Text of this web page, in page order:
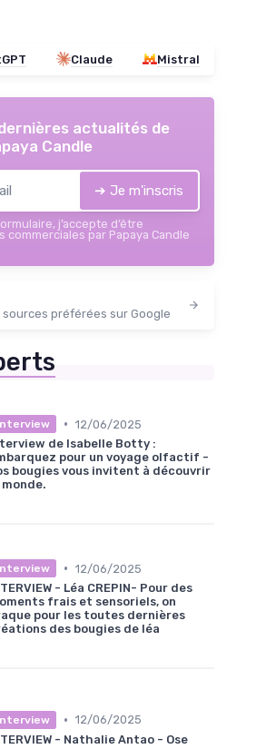
Claude Mistral
actualités de
Candle
➔ Je m'inscris
j’accepte d’être
commerciales par Papaya Candle
préférées sur Google
• 12/06/2025
de Isabelle Botty :
pour un voyage olfactif -
bougies vous invitent à découvrir
monde.
• 12/06/2025
- Léa CREPIN- Pour des
frais et sensoriels, on
pour les toutes dernières
des bougies de léa
• 12/06/2025
- Nathalie Antao - Ose